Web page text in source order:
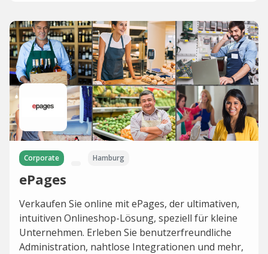
Corporate Hamburg
ePages
Verkaufen Sie online mit ePages, der ultimativen,
intuitiven Onlineshop-Lösung, speziell für kleine
Unternehmen. Erleben Sie benutzerfreundliche
Administration, nahtlose Integrationen und mehr,